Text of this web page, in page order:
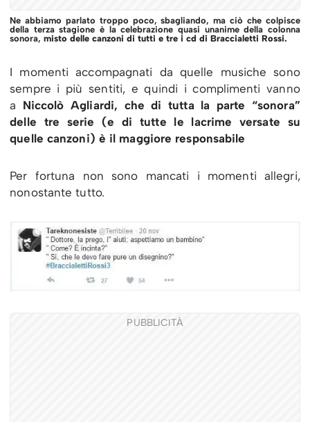
Ne abbiamo parlato troppo poco, sbagliando, ma ciò che colpisce
della terza stagione è la celebrazione quasi unanime della colonna
sonora,misto delle canzoni di tutti e tre i cd di Braccialetti Rossi.
I momenti accompagnati da quelle musiche sono
sempre i più sentiti, e quindi i complimenti vanno
a Niccolò Agliardi, che di tutta la parte “sonora”
delle tre serie (e di tutte le lacrime versate su
quelle canzoni) è il maggiore responsabile
Per fortuna non sono mancati i momenti allegri,
nonostante tutto.
PUBBLICITÀ